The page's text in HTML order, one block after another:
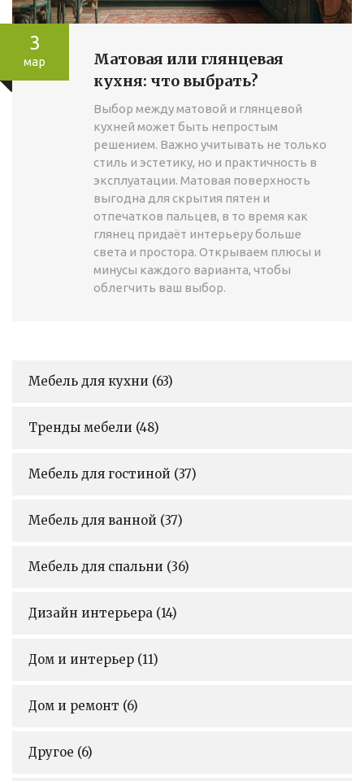
3
мар
Матовая или глянцевая
кухня: что выбрать?
Выбор между матовой и глянцевой
кухней может быть непростым
решением. Важно учитывать не только
стиль и эстетику, но и практичность в
эксплуатации. Матовая поверхность
выгодна для скрытия пятен и
отпечатков пальцев, в то время как
глянец придаёт интерьеру больше
света и простора. Открываем плюсы и
минусы каждого варианта, чтобы
облегчить ваш выбор.
Мебель для кухни (63)
Тренды мебели (48)
Мебель для гостиной (37)
Мебель для ванной (37)
Мебель для спальни (36)
Дизайн интерьера (14)
Дом и интерьер (11)
Дом и ремонт (6)
Другое (6)